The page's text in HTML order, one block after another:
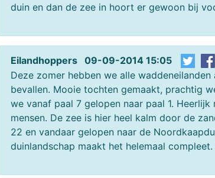
duin en dan de zee in hoort er gewoon bij
Eilandhoppers 09-09-2014 15:05
Deze zomer hebben we alle
bevallen. Mooie tochten gemaakt, prachtig
we vanaf paal 7 gelopen naar paal 1.
mensen. De zee is hier heel kalm door de
22 en vandaar gelopen naar de
duinlandschap maakt het helemaal